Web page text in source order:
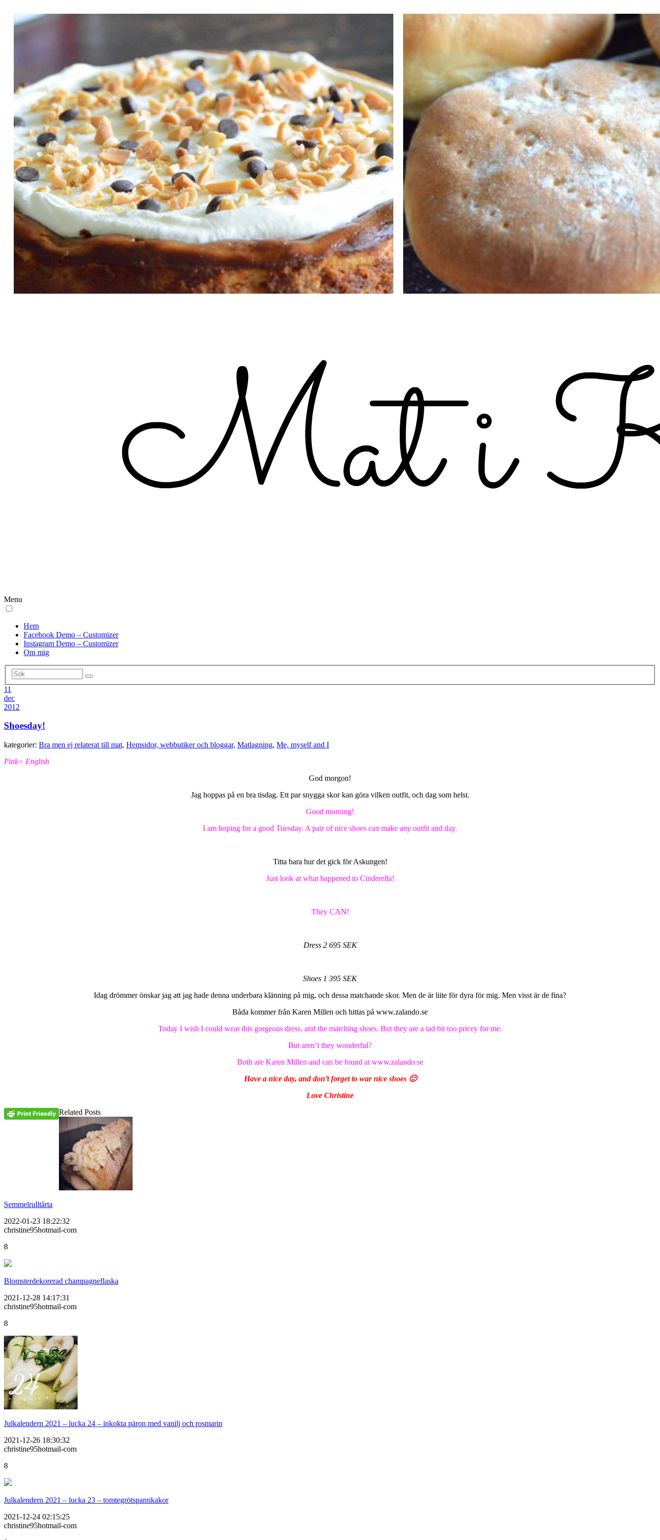
Menu
Hem
Facebook Demo – Customizer
Instagram Demo – Customizer
Om mig
11
dec
2012
Shoesday!
kategorier: Bra men ej relaterat till mat, Hemsidor, webbutiker och bloggar, Matlagning, Me, myself and I
Pink= English
God morgon!
Jag hoppas på en bra tisdag. Ett par snygga skor kan göra vilken outfit, och dag som helst.
Good morning!
I am hoping for a good Tuesday. A pair of nice shoes can make any outfit and day.
Titta bara hur det gick för Askungen!
Just look at what happened to Cinderella!
They CAN!
Dress 2 695 SEK
Shoes 1 395 SEK
Idag drömmer önskar jag att jag hade denna underbara klänning på mig, och dessa matchande skor. Men de är liite för dyra för mig. Men visst är de fina?
Båda kommer från Karen Millen och hittas på www.zalando.se
Today I wish I could wear this gorgeous dress, and the matching shoes. But they are a tad bit too pricey for me.
But aren’t they wonderful?
Both are Karen Millen and can be found at www.zalando.se
Have a nice day, and don’t forget to war nice shoes 🙂
Love Christine
Related Posts
Semmelrulltårta
2022-01-23 18:22:32
christine95hotmail-com
8
Blomsterdekorerad champagneflaska
2021-12-28 14:17:31
christine95hotmail-com
8
Julkalendern 2021 – lucka 24 – inkokta päron med vanilj och rosmarin
2021-12-26 18:30:32
christine95hotmail-com
8
Julkalendern 2021 – lucka 23 – tomtegrötspannkakor
2021-12-24 02:15:25
christine95hotmail-com